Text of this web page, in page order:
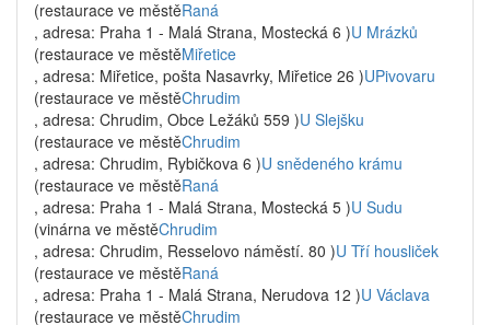
(restaurace ve městěRaná
, adresa: Praha 1 - Malá Strana, Mostecká 6 )U Mrázků
(restaurace ve městěMiřetice
, adresa: Miřetice, pošta Nasavrky, Miřetice 26 )UPivovaru
(restaurace ve městěChrudim
, adresa: Chrudim, Obce Ležáků 559 )U Slejšku
(restaurace ve městěChrudim
, adresa: Chrudim, Rybičkova 6 )U snědeného krámu
(restaurace ve městěRaná
, adresa: Praha 1 - Malá Strana, Mostecká 5 )U Sudu
(vinárna ve městěChrudim
, adresa: Chrudim, Resselovo náměstí. 80 )U Tří housliček
(restaurace ve městěRaná
, adresa: Praha 1 - Malá Strana, Nerudova 12 )U Václava
(restaurace ve městěChrudim